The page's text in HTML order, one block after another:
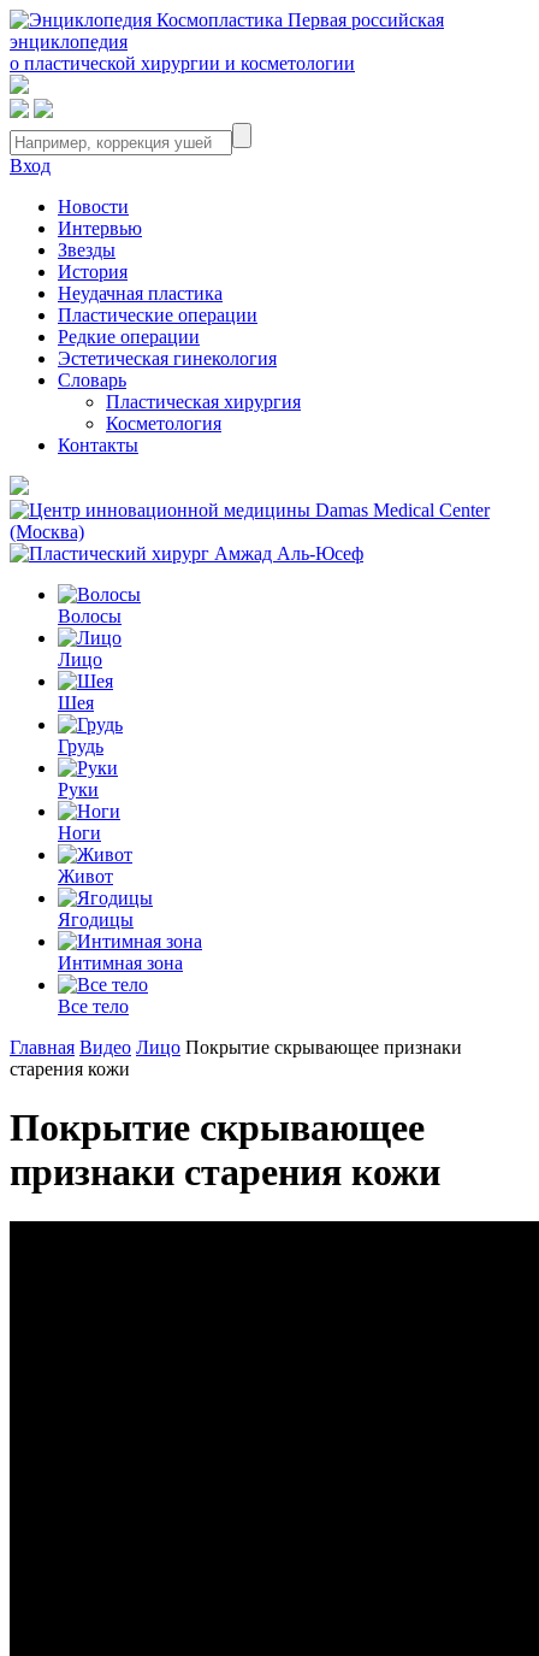
Первая российская
энциклопедия
о пластической хирургии и косметологии
Вход
Новости
Интервью
Звезды
История
Неудачная пластика
Пластические операции
Редкие операции
Эстетическая гинекология
Словарь
Пластическая хирургия
Косметология
Контакты
Волосы
Лицо
Шея
Грудь
Руки
Ноги
Живот
Ягодицы
Интимная зона
Все тело
Главная Видео Лицо Покрытие скрывающее признаки
старения кожи
Покрытие скрывающее
признаки старения кожи